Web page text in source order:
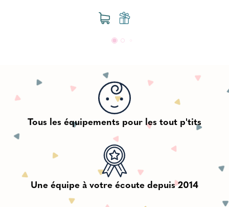
Tous les équipements pour les tout p'tits
Une équipe à votre écoute depuis 2014